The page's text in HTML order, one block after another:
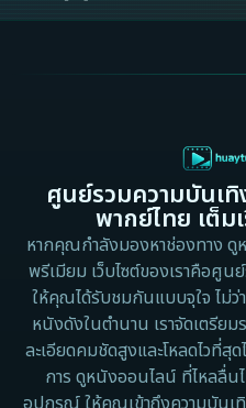
ศูนย์รวมความบันเ
พากย์ไทย เต็
หากคุณกำลังมองหาช่องทาง
พรีเมียม เว็บไซต์ของเราคือศู
ให้คุณได้รับชมกันแบบจุใจ ไม่ว่
หนังดังในตำนาน เราจัดเตรีย
ละเอียดคมชัดสูงและโหลดไวที่
การ ดูหนังออนไลน์ ที่ไหลลื่น